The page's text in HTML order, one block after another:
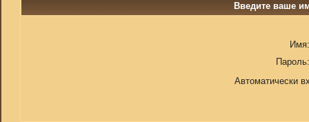
Введите ваше
Имя:
Пароль:
Автоматически